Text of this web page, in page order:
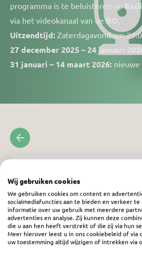
programma is te beluisteren op
via het videokanaal van deRO
Uitzendtijd: Zaterdagavond om
27 december 2025 – 24 januari
31 januari – 14 maart 2026:
Wij gebruiken cookies
We gebruiken cookies om content en
socialmediafuncties aan te bieden en verkeer te
informatie over uw gebruik met meerdere
advertenties en analyse. Zij kunnen deze
die u aan hen heeft verstrekt of die zij via hun
Meer hierover leest u in ons cookiebeleid of via
uw toestemming altijd wijzigen of intrekken via